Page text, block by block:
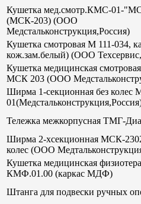
Кушетка мед.смотр.КМС-01-
(МСК-203) (ООО
Медстальконструкция,Россия)
Кушетка смотровая М 111-034,
кож.зам.белый) (ООО
Кушетка медицинская
МСК 203 (ООО
Ширма 1-секционная без колес
Тележка межкорпусная ТМГ-
Ширма 2-хсекционная МСК-
колес (ООО
Кушетка медицинская
КМФ.01.00 (каркас МДФ)
Штанга для подвески ручных